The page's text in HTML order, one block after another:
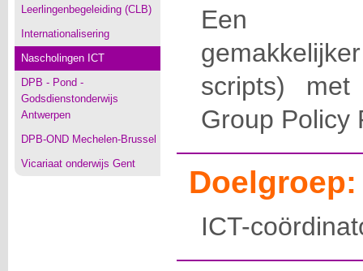
Leerlingenbegeleiding (CLB)
Internationalisering
Nascholingen ICT
DPB - Pond -
Godsdienstonderwijs
Antwerpen
DPB-OND Mechelen-Brussel
Vicariaat onderwijs Gent
Een
scripts)
Group Policy
Doelgroep:
ICT-